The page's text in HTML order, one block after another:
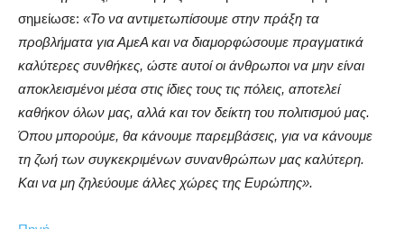
σημείωσε: «Το να αντιμετωπίσουμε στην πράξη τα
προβλήματα για ΑμεΑ και να διαμορφώσουμε πραγματικά
καλύτερες συνθήκες, ώστε αυτοί οι άνθρωποι να μην είναι
αποκλεισμένοι μέσα στις ίδιες τους τις πόλεις, αποτελεί
καθήκον όλων μας, αλλά και τον δείκτη του πολιτισμού μας.
Όπου μπορούμε, θα κάνουμε παρεμβάσεις, για να κάνουμε
τη ζωή των συγκεκριμένων συνανθρώπων μας καλύτερη.
Και να μη ζηλεύουμε άλλες χώρες της Ευρώπης».